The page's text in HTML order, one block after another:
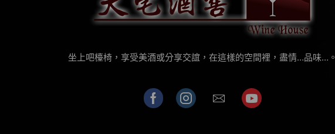
坐上吧檯椅，享受美酒或分享交誼，在這樣的空間裡，盡情…品味…。